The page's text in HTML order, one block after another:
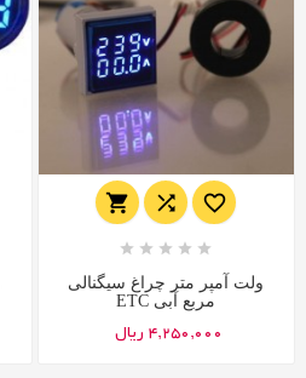
  
    
ولت آمپر متر چراغ سیگنالی
مربع آبی ETC
4,250,000 ریال